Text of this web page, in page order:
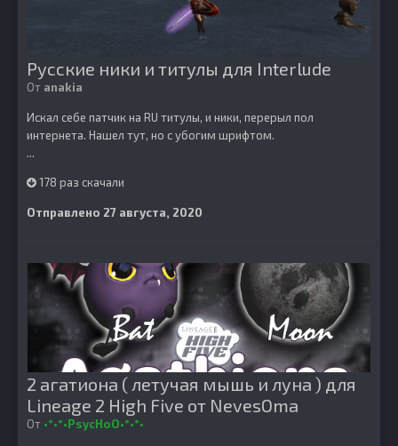
Русские ники и титулы для Interlude
От anakia
Искал себе патчик на RU титулы, и ники, перерыл пол
интернета. Нашел тут, но с убогим шрифтом.
...
178 раз скачали
Отправлено 27 августа, 2020
2 агатиона ( летучая мышь и луна ) для
Lineage 2 High Five от NevesOma
От •°•°•PsycHoO•°•°•